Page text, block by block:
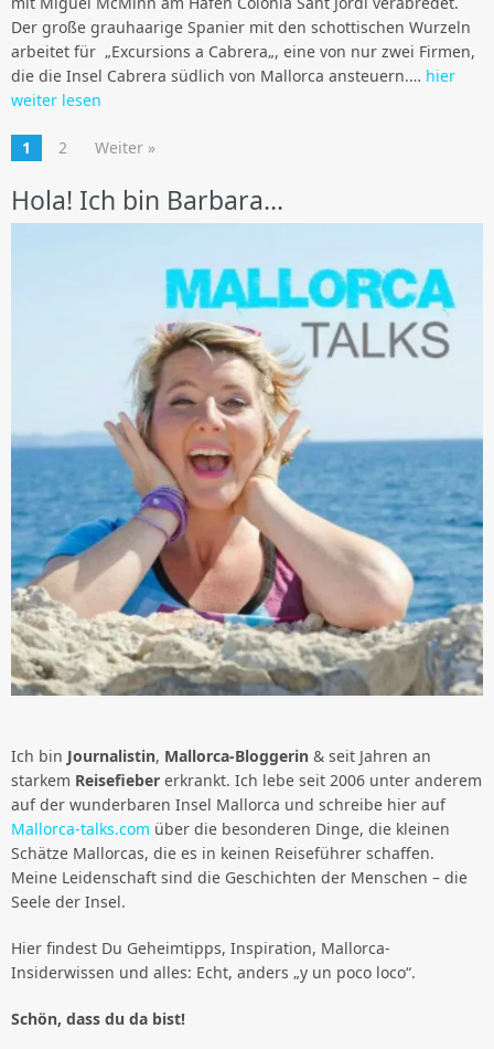
Der große grauhaarige Spanier mit den schottischen Wurzeln
arbeitet für „Excursions a Cabrera„, eine von nur zwei Firmen,
die die Insel Cabrera südlich von Mallorca ansteuern.… hier
weiter lesen
1 2 Weiter »
Hola! Ich bin Barbara…
Ich bin Journalistin, Mallorca-Bloggerin & seit Jahren an
starkem Reisefieber erkrankt. Ich lebe seit 2006 unter anderem
auf der wunderbaren Insel Mallorca und schreibe hier auf
Mallorca-talks.com über die besonderen Dinge, die kleinen
Schätze Mallorcas, die es in keinen Reiseführer schaffen.
Meine Leidenschaft sind die Geschichten der Menschen – die
Seele der Insel.
Hier findest Du Geheimtipps, Inspiration, Mallorca-
Insiderwissen und alles: Echt, anders „y un poco loco“.
Schön, dass du da bist!